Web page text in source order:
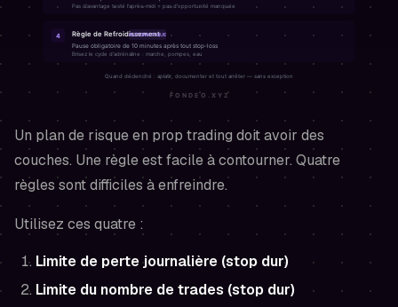
Un plan de risque en prop trading doit avoir des
couches. Une règle est facile à contourner. Quatre
règles sont difficiles à enfreindre.
Utilisez ces quatre :
Limite de perte journalière (stop dur)
Limite du nombre de trades (stop dur)